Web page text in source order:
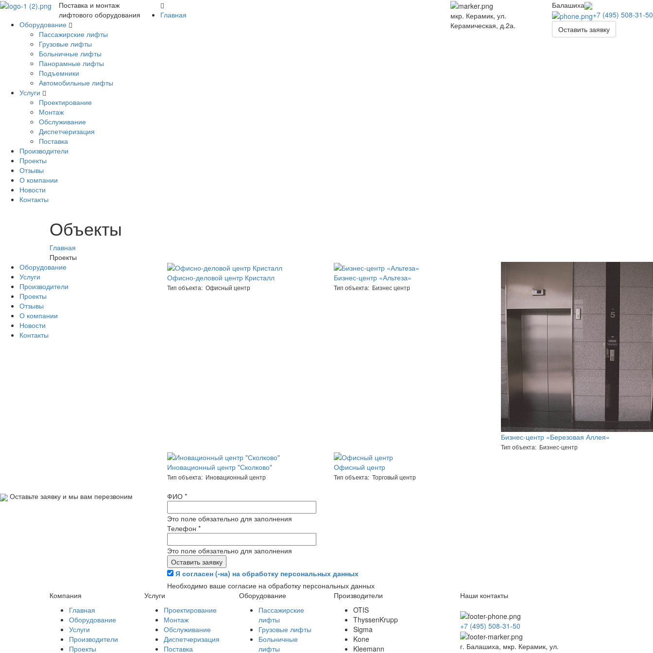
Поставка и монтаж
лифтового оборудования
Балашиха
+7 (495) 508-31-50
Оставить заявку
мкр. Керамик, ул.
Керамическая, д.2а.
Главная
Оборудование
Пассажирские лифты
Грузовые лифты
Больничные лифты
Панорамные лифты
Подъемники
Автомобильные лифты
Услуги
Проектирование
Монтаж
Обслуживание
Диспетчеризация
Поставка
Производители
Проекты
Отзывы
О компании
Новости
Контакты
Объекты
Главная
Проекты
Оборудование
Услуги
Производители
Проекты
Отзывы
О компании
Новости
Контакты
Офисно-деловой центр Кристалл
Тип объекта: Офисный центр
Бизнес-центр «Альтеза»
Тип объекта: Бизнес центр
Бизнес-центр «Березовая Аллея»
Тип объекта: Бизнес-центр
Иновационный центр "Сколково"
Тип объекта: Иновационный центр
Офисный центр
Тип объекта: Торговый центр
Оставьте заявку и мы вам перезвоним ФИО *
Это поле обязательно для заполнения
Телефон *
Это поле обязательно для заполнения
Я согласен (-на) на обработку персональных данных
Необходимо ваше согласие на обработку персональных данных
Компания
Главная
Оборудование
Услуги
Производители
Проекты
Услуги
Проектирование
Монтаж
Обслуживание
Диспетчеризация
Поставка
Оборудование
Пассажирские
лифты
Грузовые лифты
Больничные
лифты
Производители
OTIS
ThyssenKrupp
Sigma
Kone
Kleemann
Наши контакты
+7 (495) 508-31-50
г. Балашиха, мкр. Керамик, ул.